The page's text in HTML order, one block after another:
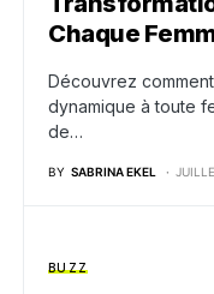
Chaque
Découvrez
dynamique à toute
de…
BY SABRINA EKEL
BUZZ